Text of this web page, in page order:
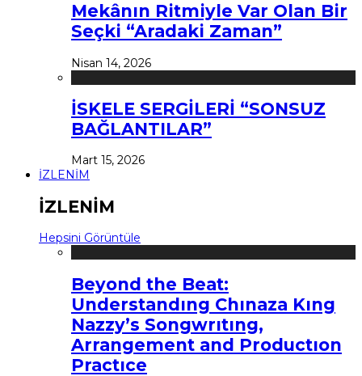
Mekânın Ritmiyle Var Olan Bir
Seçki “Aradaki Zaman”
Nisan 14, 2026
İSKELE SERGİLERİ “SONSUZ
BAĞLANTILAR”
Mart 15, 2026
İZLENİM
İZLENİM
Hepsini Görüntüle
Beyond the Beat:
Understandıng Chınaza Kıng
Nazzy’s Songwrıtıng,
Arrangement and Productıon
Practıce